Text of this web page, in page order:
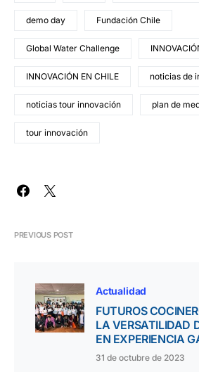
demo day Fundación Chile
Global Water Challenge
INNOVACIÓN EN CHILE noticias de
noticias tour innovación plan de
tour innovación
PREVIOUS POST
Actualidad
FUTUROS
LA VERSATILIDAD
EN EXPERIENCIA
31 de octubre de 2023